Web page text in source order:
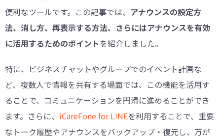
便利なツールです。この記事では、 アナウンスの設定方
法、消し方、再表示する方法、さらにはアナウンスを有効
に活用するためのポイントを紹介しました。
特に、ビジネスチャットやグループでのイベント計画な
ど、複数人で情報を共有する場面では、この機能を活用す
ることで、コミュニケーションを円滑に進めることができ
ます。さらに、 iCareFone for LINEを利用することで、重要
なトーク履歴やアナウンスをバックアップ・復元し、万が